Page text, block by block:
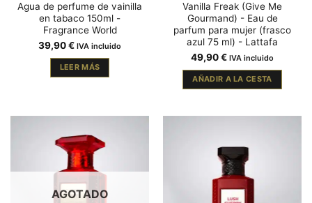
Agua de perfume de vainilla
en tabaco 150ml -
Fragrance World
39,90€ IVA incluido
LEER MÁS
Vanilla Freak (Give Me
Gourmand) - Eau de
parfum para mujer (frasco
azul 75 ml) - Lattafa
49,90€ IVA incluido
AÑADIR A LA CESTA
AGOTADO